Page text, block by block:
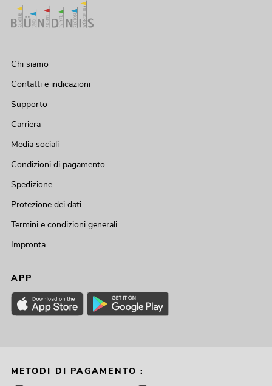
Chi siamo
Contatti e indicazioni
Supporto
Carriera
Media sociali
Condizioni di pagamento
Spedizione
Protezione dei dati
Termini e condizioni generali
Impronta
APP
METODI DI PAGAMENTO :